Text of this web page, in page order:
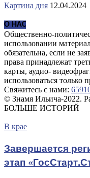
Картина дня 12.04.2024
О НАС
Общественно-
использовании
обязательна, если не
права принадлежат
карты, аудио-
использоваться только
Свяжитесь с нами:
© Знамя Ильича-2022.
БОЛЬШЕ ИСТОРИЙ
В крае
Завершается
этап